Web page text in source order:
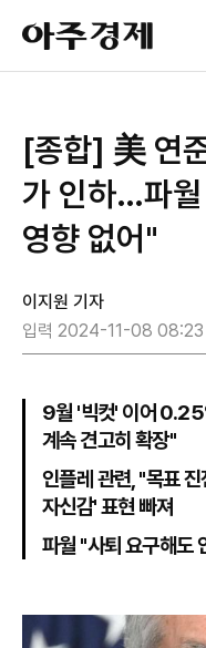
아
주
경
[종합] 美 연
가 인하…파월
영향 없어"
이지원 기자
입력 2024-11-08 08:23
9월 '빅컷' 이어
계속 견고히 확장"
인플레 관련, "목표
자신감' 표현 빠져
파월 "사퇴 요구해도